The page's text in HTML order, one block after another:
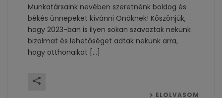
Munkatársaink nevében szeretnénk boldog és
békés ünnepeket kívánni Önöknek! Köszönjük,
hogy 2023-ban is ilyen sokan szavaztak nekünk
bizalmat és lehetőséget adtak nekünk arra,
hogy otthonaikat [...]
ELOLVASOM